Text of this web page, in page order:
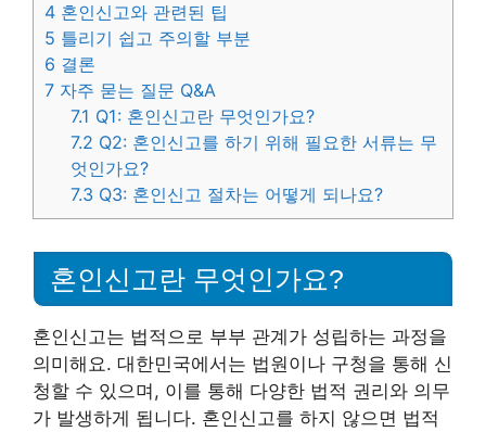
4 혼인신고와 관련된 팁
5 틀리기 쉽고 주의할 부분
6 결론
7 자주 묻는 질문 Q&A
7.1 Q1: 혼인신고란 무엇인가요?
7.2 Q2: 혼인신고를 하기 위해 필요한 서류는 무
엇인가요?
7.3 Q3: 혼인신고 절차는 어떻게 되나요?
혼인신고란 무엇인가요?
혼인신고는 법적으로 부부 관계가 성립하는 과정을
의미해요. 대한민국에서는 법원이나 구청을 통해 신
청할 수 있으며, 이를 통해 다양한 법적 권리와 의무
가 발생하게 됩니다. 혼인신고를 하지 않으면 법적